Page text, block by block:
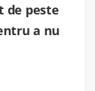
de peste
a nu